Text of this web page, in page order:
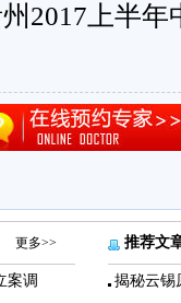
2017上半年
更多>>
案调
推荐文
揭秘云锡